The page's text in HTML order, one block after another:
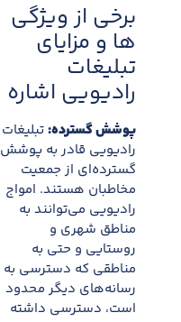
برخی از ویژگی
ها و مزایای
تبلیغات
رادیویی اشاره
پوشش گسترده:تبلیغات
رادیویی قادر به پوشش
گسترده‌ای از جمعیت
مخاطبان هستند. امواج
رادیویی می‌توانند به
مناطق شهری و
روستایی و حتی به
مناطقی که دسترسی به
رسانه‌های دیگر محدود
است، دسترسی داشته